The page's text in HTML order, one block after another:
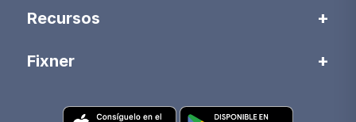
Recursos
Fixner